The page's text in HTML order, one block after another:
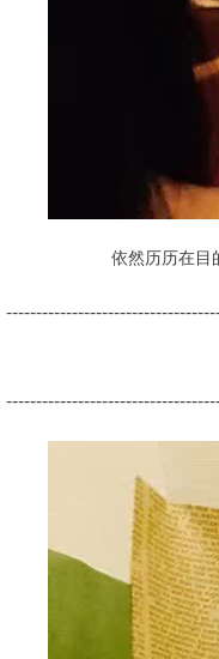
依然历历在目